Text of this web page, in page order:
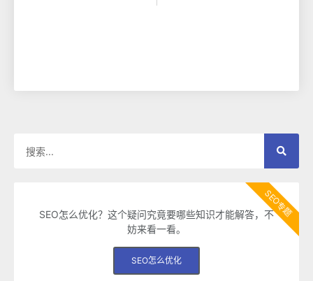
SEO怎么优化？这个疑问究竟要哪些知识才能解答，不
妨来看一看。
SEO怎么优化
SEO专题